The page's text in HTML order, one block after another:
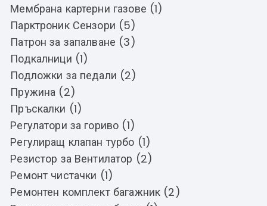
Мембрана картерни газове (1)
Парктроник Сензори (5)
Патрон за запалване (3)
Подкалници (1)
Подложки за педали (2)
Пружина (2)
Пръскалки (1)
Регулатори за гориво (1)
Регулиращ клапан турбо (1)
Резистор за Вентилатор (2)
Ремонт чистачки (1)
Ремонтен комплект багажник (2)